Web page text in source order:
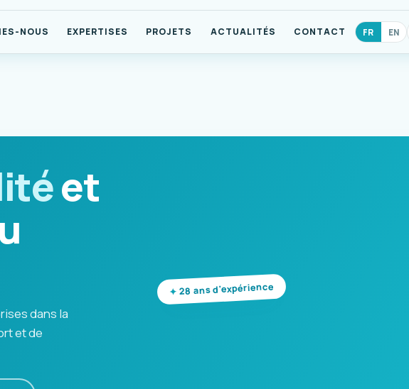
NOUS EXPERTISES PROJETS ACTUALITÉS CONTACT FR EN
et
dans la
et de
28 ans d'expérience